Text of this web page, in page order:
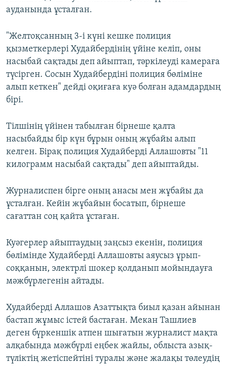
ауданында ұсталған.
"Желтоқсанның 3-і күні кешке полиция
қызметкерлері Худайбердінің үйіне келіп, оны
насыбай сақтады деп айыптап, тәркілеуді камераға
түсірген. Сосын Худайбердіні полиция бөліміне
алып кеткен" дейді оқиғаға куә болған адамдардың
бірі.
Тілшінің үйінен табылған бірнеше қалта
насыбайды бір күн бұрын оның жұбайы алып
келген. Бірақ полиция Худайберді Аллашовты "11
килограмм насыбай сақтады" деп айыптайды.
Журналиспен бірге оның анасы мен жұбайы да
ұсталған. Кейін жұбайын босатып, бірнеше
сағаттан соң қайта ұстаған.
Куәгерлер айыптаудың заңсыз екенін, полиция
бөлімінде Худайберді Аллашовты аяусыз ұрып-
соққанын, электрлі шокер қолданып мойындауға
мәжбүрлегенін айтады.
Худайберді Аллашов Азаттықта биыл қазан айынан
бастап жұмыс істей бастаған. Мекан Ташлиев
деген бүркеншік атпен шығатын журналист мақта
алқабында мәжбүрлі еңбек жайлы, облыста азық-
түліктің жетіспейтіні туралы және жалақы төлеудің